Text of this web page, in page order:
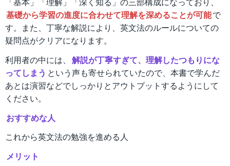
基礎から学習の進度に合わせて理解を深めることが可能で
す。また、丁寧な解説により、英文法のルールについての
疑問点がクリアになります。
利用者の中には、 解説が丁寧すぎて、理解したつもりにな
ってしまう という声も寄せられていたので、本書で学んだ
あとは演習などでしっかりとアウトプットするようにして
ください。
おすすめな人
これから英文法の勉強を進める人
メリット